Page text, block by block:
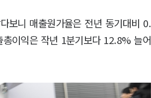
보니 매출원가율은 전년 동기대비 0.
이익은 작년 1분기보다 12.8% 늘어